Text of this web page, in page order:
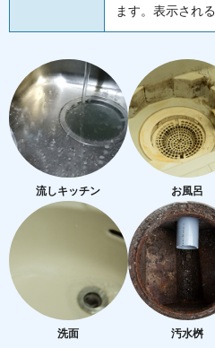
ます。表示され
流しキッチン お風呂
洗面 汚水桝